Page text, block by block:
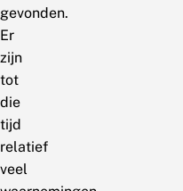
gevonden.
Er
zijn
tot
die
tijd
relatief
veel